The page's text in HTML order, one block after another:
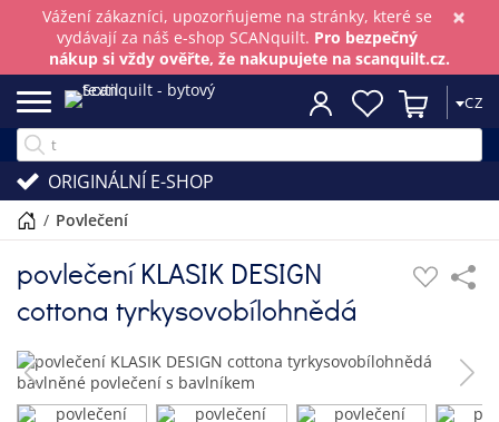
×
Vážení zákazníci, upozorňujeme na stránky, které se
vydávají za náš e-shop SCANquilt. Pro bezpečný
nákup si vždy ověřte, že nakupujete na scanquilt.cz.
CZ
ORIGINÁLNÍ E-SHOP
/ povlečení
povlečení KLASIK DESIGN
cottona tyrkysovobílohnědá